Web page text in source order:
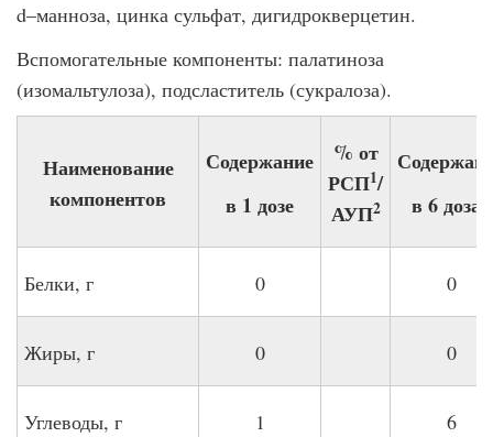
d–манноза, цинка сульфат, дигидрокверцетин.
Вспомогательные компоненты: палатиноза
(изомальтулоза), подсластитель (сукралоза).
Наименование
компонентов
Содержание
в 1 дозе
% от
РСП1/
АУП2
в 6 дозах
Белки, г 0 0
Жиры, г 0 0
Углеводы, г 1 6